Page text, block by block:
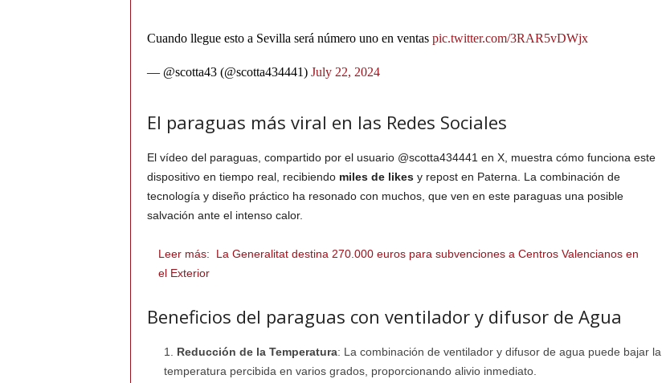
Cuando llegue esto a Sevilla será número uno en ventas pic.twitter.com/3RAR5vDWjx
— @scotta43 (@scotta434441) July 22, 2024
El paraguas más viral en las Redes Sociales
El vídeo del paraguas, compartido por el usuario @scotta434441 en X, muestra cómo funciona este
dispositivo en tiempo real, recibiendo miles de likesy repost en Paterna. La combinación de
tecnología y diseño práctico ha resonado con muchos, que ven en este paraguas una posible
salvación ante el intenso calor.
Leer más:
La Generalitat destina 270.000 euros para subvenciones a Centros Valencianos en
el Exterior
Beneficios del paraguas con ventilador y difusor de Agua
Reducción de la Temperatura: La combinación de ventilador y difusor de agua puede bajar la
temperatura percibida en varios grados, proporcionando alivio inmediato.